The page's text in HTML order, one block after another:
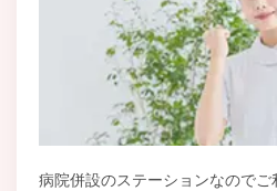
病院併設のステーションなので